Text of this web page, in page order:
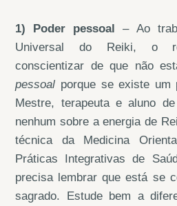
1) Poder pessoal
– Ao
Universal do Reiki, o
conscientizar de que não
pessoal porque se existe um
Mestre, terapeuta e aluno
nenhum sobre a energia de
técnica da Medicina
Práticas Integrativas de
precisa lembrar que está se
sagrado. Estude bem a